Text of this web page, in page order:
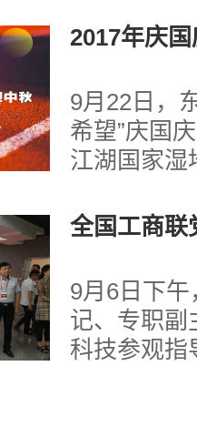
2017年庆
9月22日，
希望”庆国
江湖国家湿
代表欢聚在
料工程技术
总经理曹学
林、陈杰等
式。 ......
全国工商联
9月6日下
记、专职副
科技参观指